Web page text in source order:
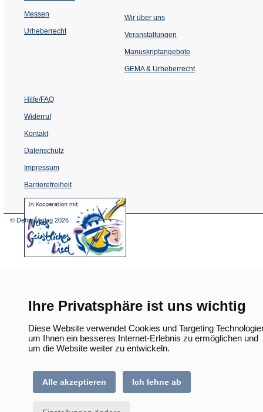
Ihre Privatsphäre ist uns wichtig
Diese Website verwendet Cookies und Targeting
um Ihnen ein besseres Internet-Erlebnis zu ermöglichen und
um die Website weiter zu entwickeln.
Alle akzeptieren Ich lehne ab
Messen
Urheberrecht
Wir über uns
Veranstaltungen
einem
Tab)
Manuskriptangebote
GEMA & Urheberrecht
Hilfe/FAQ
Widerruf
Kontakt
Datenschutz
Impressum
Barrierefreiheit
(Öffnet
in
© Dehm Verlag 2026